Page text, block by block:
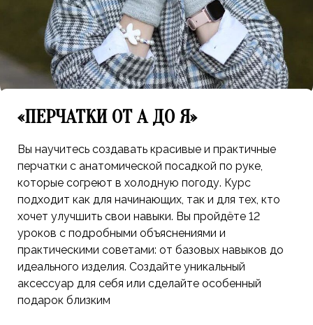
«ПЕРЧАТКИ ОТ А ДО Я»
Вы научитесь создавать красивые и практичные
перчатки с анатомической посадкой по руке,
которые согреют в холодную погоду. Курс
подходит как для начинающих, так и для тех, кто
хочет улучшить свои навыки. Вы пройдёте 12
уроков с подробными объяснениями и
практическими советами: от базовых навыков до
идеального изделия. Создайте уникальный
аксессуар для себя или сделайте особенный
подарок близким